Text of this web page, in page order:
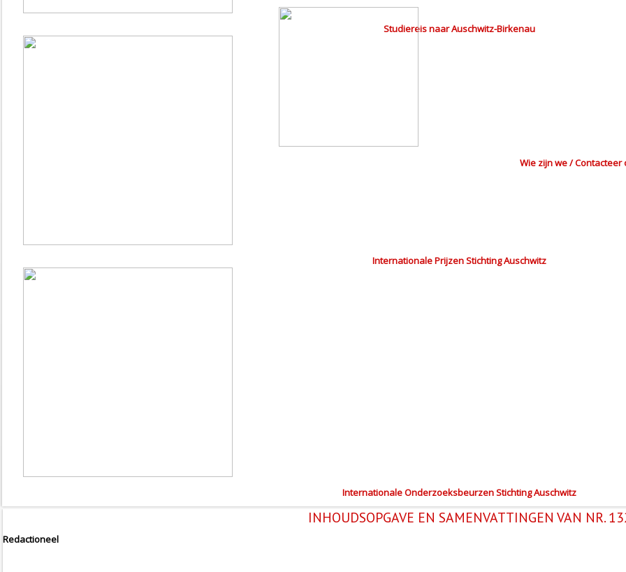
Wie zijn we / Contacteer
Studiereis naar Auschwitz-Birkenau
Internationale Prijzen Stichting Auschwitz
Internationale Onderzoeksbeurzen Stichting Auschwitz
INHOUDSOPGAVE EN SAMENVATTINGEN VAN NR.
Redactioneel